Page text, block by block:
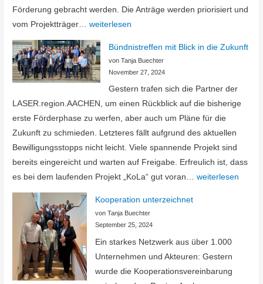
Förderung gebracht werden. Die Anträge werden priorisiert und
vom Projektträger…Aufhebung
der
Sperre
von
Haushaltsmitteln
weiterlesen
Bündnistreffen mit Blick in die Zukunft
von Tanja Buechter
November 27, 2024
Gestern trafen sich die Partner der
LASER.region.AACHEN, um einen Rückblick auf die bisherige
erste Förderphase zu werfen, aber auch um Pläne für die
Zukunft zu schmieden. Letzteres fällt aufgrund des aktuellen
Bewilligungsstopps nicht leicht. Viele spannende Projekt sind
bereits eingereicht und warten auf Freigabe. Erfreulich ist, dass
es bei dem laufenden Projekt „KoLa“ gut voran…Bündnistreffen
weiterlesen
Kooperation unterzeichnet
von Tanja Buechter
September 25, 2024
Ein starkes Netzwerk aus über 1.000
Unternehmen und Akteuren: Gestern
wurde die Kooperationsvereinbarung